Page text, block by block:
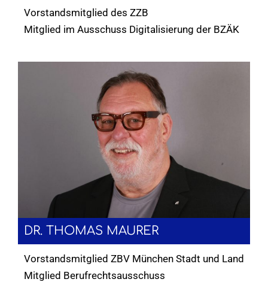
Vorstandsmitglied des ZZB
Mitglied im Ausschuss Digitalisierung der BZÄK
DR. THOMAS MAURER
Vorstandsmitglied ZBV München Stadt und Land
Mitglied Berufrechtsausschuss